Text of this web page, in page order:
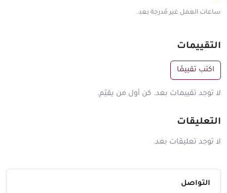
ساعات العمل غير مُدرجة بعد.
التقييمات
اكتب تقييمًا
لا توجد تقييمات بعد. كن أول من يقيّم.
التعليقات
لا توجد تعليقات بعد.
التواصل